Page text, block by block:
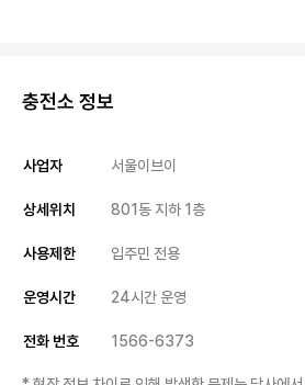
충전소 정보
사업자 서울이브이
상세위치 801동 지하 1층
사용제한 입주민 전용
운영시간 24시간 운영
전화 번호 1566-6373